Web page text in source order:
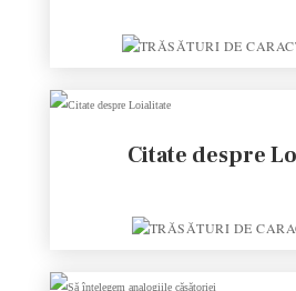
Citate despre